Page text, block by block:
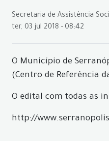
Secretaria de Assistência
ter, 03 jul 2018 - 08:42
O Município de
(Centro de Referência
O edital com todas as
http://